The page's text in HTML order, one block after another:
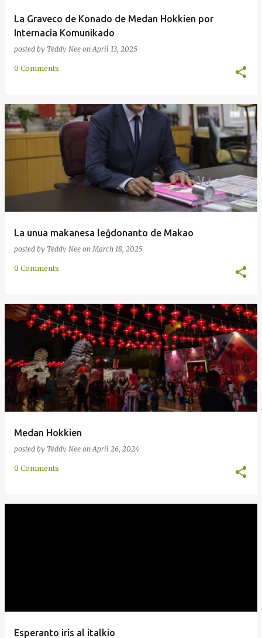
La Graveco de Konado de Medan Hokkien por
Internacia Komunikado
posted by Teddy Nee onApril 13, 2025
0 Comments
La unua makanesa leĝdonanto de Makao
posted by Teddy Nee onMarch 18, 2025
0 Comments
Medan Hokkien
posted by Teddy Nee onApril 26, 2024
0 Comments
Esperanto iris al italkio